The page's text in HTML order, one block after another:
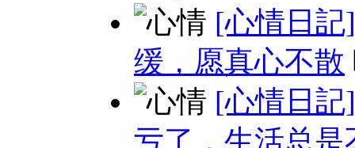
[心情日記]
缓，愿真心不散
[心情日記]
亏了，生活总是